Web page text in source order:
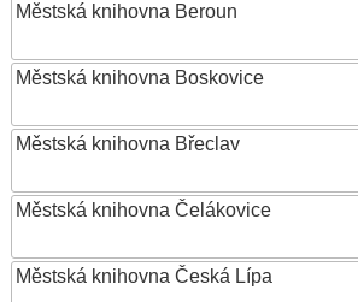
Městská knihovna Beroun
Městská knihovna Boskovice
Městská knihovna Břeclav
Městská knihovna Čelákovice
Městská knihovna Česká Lípa